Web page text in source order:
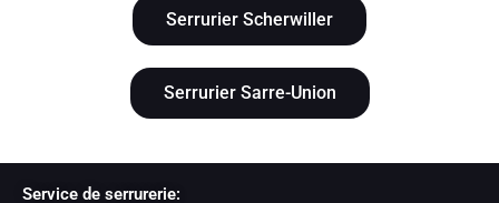
Serrurier Scherwiller
Serrurier Sarre-Union
Service de serrurerie: